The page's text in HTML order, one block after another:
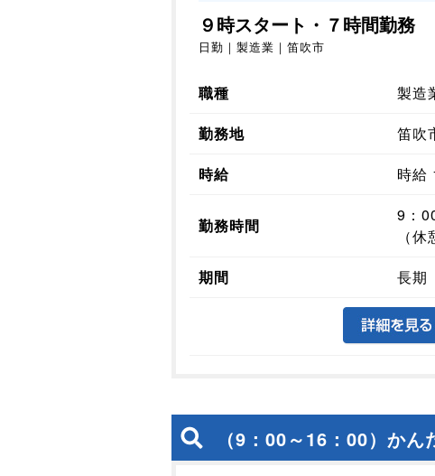
９時スタート・７時間勤務
日勤｜製造業｜笛吹市
職種
製造
勤務地
笛吹
時給
時給
勤務時間
9：
（休
期間
長期
（9：00～16：00）か